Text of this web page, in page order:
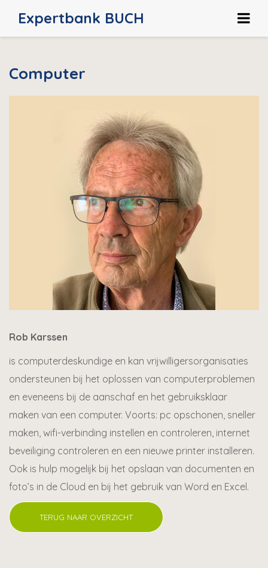
Expertbank BUCH
Computer
Rob Karssen
is computerdeskundige en kan vrijwilligersorganisaties
ondersteunen bij het oplossen van computerproblemen
en eveneens bij de aanschaf en het gebruiksklaar
maken van een computer. Voorts: pc opschonen, sneller
maken, wifi-verbinding instellen en controleren, internet
beveiliging controleren en een nieuwe printer installeren.
Ook is hulp mogelijk bij het opslaan van documenten en
foto’s in de Cloud en bij het gebruik van Word en Excel.
TERUG NAAR OVERZICHT